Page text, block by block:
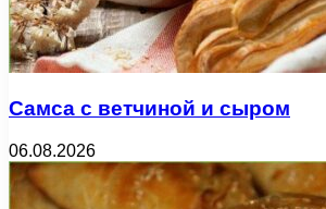
Самса с ветчиной и сыром
06.08.2026